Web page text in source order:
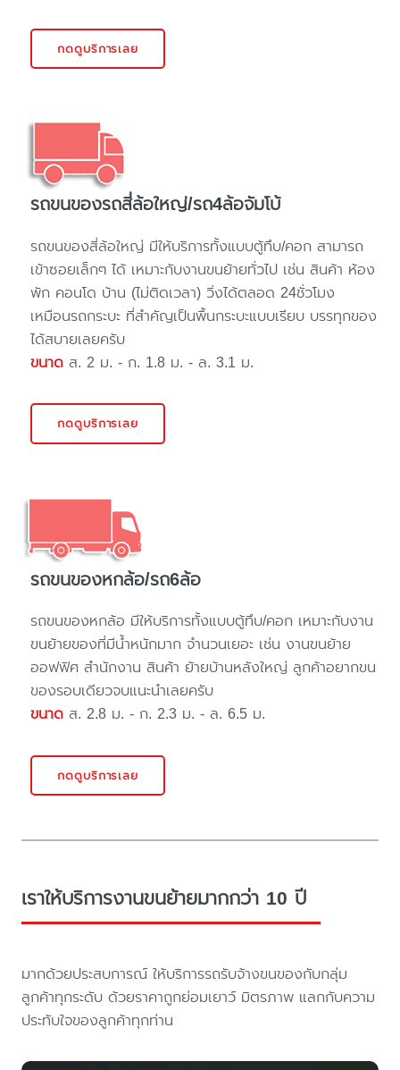
กดดูบริการเลย
รถขนของรถสี่ล้อใหญ่/รถ4ล้อจัมโบ้
รถขนของสี่ล้อใหญ่ มีให้บริการทั้งแบบตู้ทึบ/คอก สามารถ
เข้าซอยเล็กๆ ได้ เหมาะกับงานขนย้ายทั่วไป เช่น สินค้า ห้อง
พัก คอนโด บ้าน (ไม่ติดเวลา) วิ่งได้ตลอด 24ชั่วโมง
เหมือนรถกระบะ ที่สำคัญเป็นพื้นกระบะแบบเรียบ บรรทุกของ
ได้สบายเลยครับ
ขนาด ส. 2 ม. - ก. 1.8 ม. - ล. 3.1 ม.
กดดูบริการเลย
รถขนของหกล้อ/รถ6ล้อ
รถขนของหกล้อ มีให้บริการทั้งแบบตู้ทึบ/คอก เหมาะกับงาน
ขนย้ายของที่มีน้ำหนักมาก จำนวนเยอะ เช่น งานขนย้าย
ออฟฟิศ สำนักงาน สินค้า ย้ายบ้านหลังใหญ่ ลูกค้าอยากขน
ของรอบเดียวจบแนะนำเลยครับ
ขนาด ส. 2.8 ม. - ก. 2.3 ม. - ล. 6.5 ม.
กดดูบริการเลย
เราให้บริการงานขนย้ายมากกว่า 10 ปี
มากด้วยประสบการณ์ ให้บริการรถรับจ้างขนของกับกลุ่ม
ลูกค้าทุกระดับ ด้วยราคาถูกย่อมเยาว์ มิตรภาพ แลกกับความ
ประทับใจของลูกค้าทุกท่าน